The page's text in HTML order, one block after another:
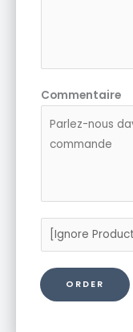
Commentaire
d
ORDER